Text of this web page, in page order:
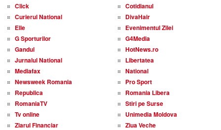
Click
Cotidianul
Curierul National
DivaHair
Elle
Evenimentul Zilei
G Sporturilor
G4Media
Gandul
HotNews.ro
Jurnalul National
Libertatea
Mediafax
National
Newsweek Romania
Pro Sport
Republica
Romania Libera
RomaniaTV
Stiri pe Surse
Tv online
Unimedia Moldova
Ziarul Financiar
Ziua Veche